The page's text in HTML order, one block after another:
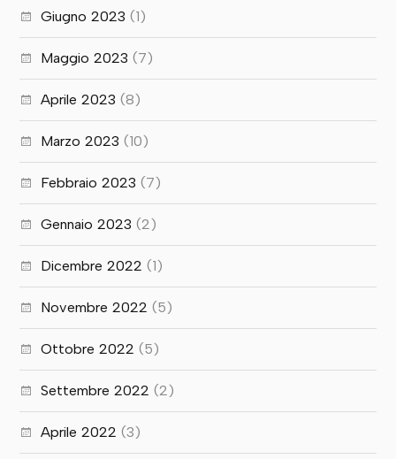
Giugno 2023 (1)
Maggio 2023 (7)
Aprile 2023 (8)
Marzo 2023 (10)
Febbraio 2023 (7)
Gennaio 2023 (2)
Dicembre 2022 (1)
Novembre 2022 (5)
Ottobre 2022 (5)
Settembre 2022 (2)
Aprile 2022 (3)